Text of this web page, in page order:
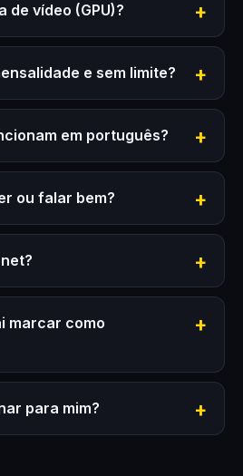
de vídeo (GPU)?
e sem limite?
em português?
ou falar bem?
marcar como
para mim?